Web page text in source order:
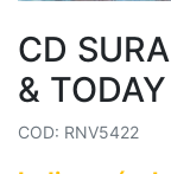
CD
& TODAY
COD: RNV5422